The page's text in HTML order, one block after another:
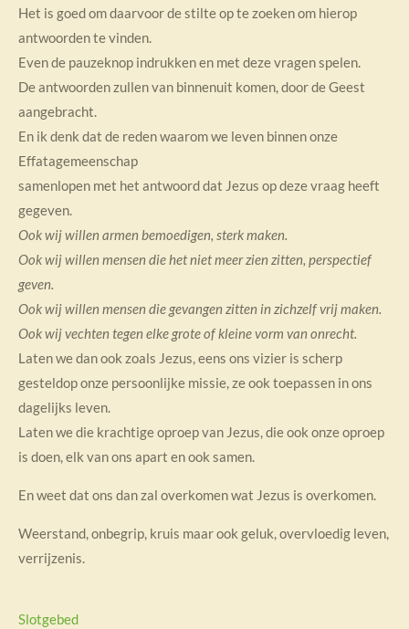
Het is goed om daarvoor de stilte op te zoeken om hierop
antwoorden te vinden.
Even de pauzeknop indrukken en met deze vragen spelen.
De antwoorden zullen van binnenuit komen, door de Geest
aangebracht.
En ik denk dat de reden waarom we leven binnen onze
Effatagemeenschap
samenlopen met het antwoord dat Jezus op deze vraag heeft
gegeven.
Ook wij willen armen bemoedigen, sterk maken.
Ook wij willen mensen die het niet meer zien zitten, perspectief
geven.
Ook wij willen mensen die gevangen zitten in zichzelf vrij maken.
Ook wij vechten tegen elke grote of kleine vorm van onrecht.
Laten we dan ook zoals Jezus, eens ons vizier is scherp
gesteldop onze persoonlijke missie, ze ook toepassen in ons
dagelijks leven.
Laten we die krachtige oproep van Jezus, die ook onze oproep
is doen, elk van ons apart en ook samen.
En weet dat ons dan zal overkomen wat Jezus is overkomen.
Weerstand, onbegrip, kruis maar ook geluk, overvloedig leven,
verrijzenis.
Slotgebed